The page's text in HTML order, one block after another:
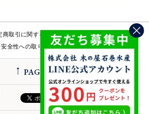
商取引に関する法律 会社概要
工場直売所
安全性への取り組み お問い合わせ
PAGE TOP